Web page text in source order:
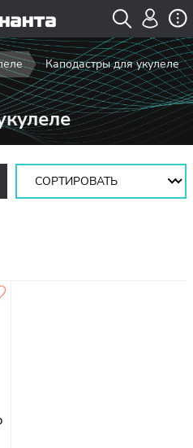
Каподастры для укулеле
Сортировать: